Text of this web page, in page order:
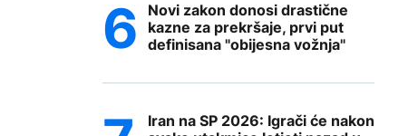
Novi zakon donosi drastične
kazne za prekršaje, prvi put
definisana "obijesna vožnja"
Iran na SP 2026: Igrači će nakon